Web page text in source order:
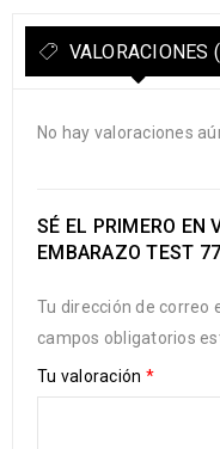
VALORACIONES
No hay valoraciones
SÉ EL PRIMERO EN
EMBARAZO TEST
Tu dirección de correo
campos obligatorios
Tu valoración *